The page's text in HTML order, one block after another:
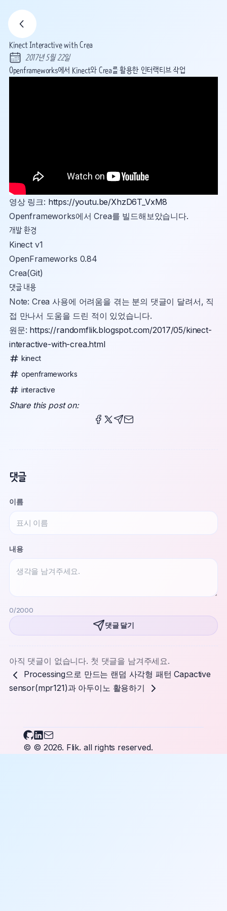
Kinect Interactive with Crea
Published:
2017년 5월 22일
Openframeworks에서 Kinect와 Crea를 활용한 인터랙티브 작업
영상 링크: https://youtu.be/XhzD6T_VxM8
Openframeworks에서 Crea를 빌드해보았습니다.
개발 환경
Kinect v1
OpenFrameworks 0.84
Crea(Git)
댓글 내용
Note: Crea 사용에 어려움을 겪는 분의 댓글이 달려서, 직
접 만나서 도움을 드린 적이 있었습니다.
원문: https://randomflik.blogspot.com/2017/05/kinect-
interactive-with-crea.html
kinect
openframeworks
interactive
Share this post on:
Share this post on Facebook
Share this post on X
Share this post via
댓글
이름
Website
내용
0/2000
댓글 달기
아직 댓글이 없습니다. 첫 댓글을 남겨주세요.
Processing으로 만드는 랜덤 사각형 패턴 Capactive
sensor(mpr121)과 아두이노 활용하기
Flikary on Github
Flikary on LinkedIn
© © 2026. Flik. all rights reserved.